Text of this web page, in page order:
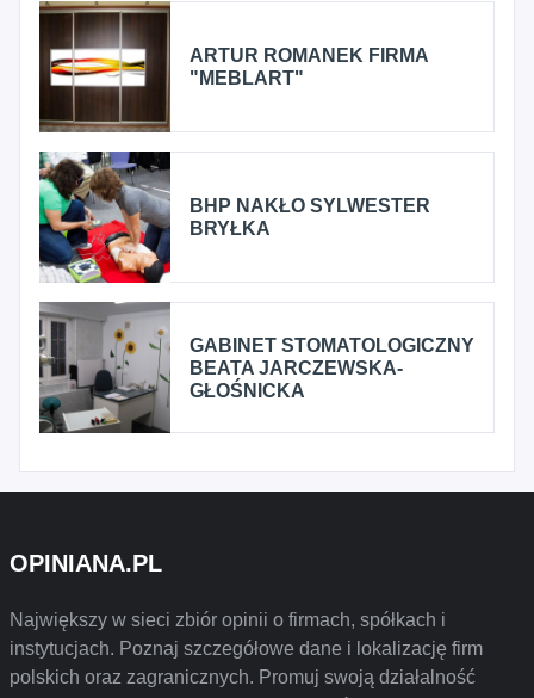
ARTUR ROMANEK FIRMA
"MEBLART"
BHP NAKŁO SYLWESTER
BRYŁKA
GABINET STOMATOLOGICZNY
BEATA JARCZEWSKA-
GŁOŚNICKA
OPINIANA.PL
Największy w sieci zbiór opinii o firmach, spółkach i
instytucjach. Poznaj szczegółowe dane i lokalizację firm
polskich oraz zagranicznych. Promuj swoją działalność